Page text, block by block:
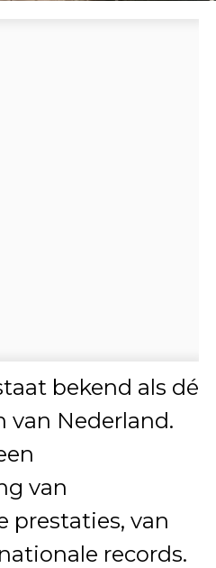
bekend als dé
van Nederland.
van
prestaties, van
records.